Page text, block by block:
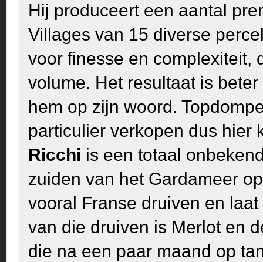
Hij produceert een aantal
Villages van 15 diverse
voor finesse en complexiteit,
volume. Het resultaat is
hem op zijn woord.
particulier verkopen dus hier
Ricchi is een totaal
zuiden van het Gardameer
vooral Franse druiven en
van die druiven is Merlot en
die na een paar maand op